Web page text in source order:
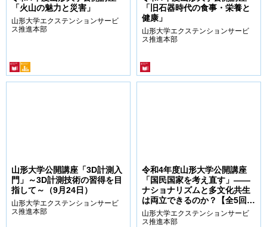
「火山の魅力と災害」
山形大学エクステンションサービ
ス推進本部
「旧石器時代の食事・栄養と
健康」
山形大学エクステンションサービ
ス推進本部
山形大学公開講座「3D計測入
門」～3D計測技術の習得を目
指して～（9月24日）
山形大学エクステンションサービ
ス推進本部
令和4年度山形大学公開講座
「国民国家を考え直す」――
ナショナリズムと多文化共生
は両立できるのか？【全5回】
9/13・9/20・9/27・10/4・
10/11
山形大学エクステンションサービ
ス推進本部